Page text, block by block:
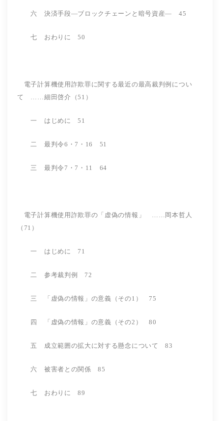
六 決済手段―ブロックチェーンと暗号資産― 45
七 おわりに 50
電子計算機使用詐欺罪に関する最近の最高裁判例につい
て ……細田啓介（51）
一 はじめに 51
二 最判令6・7・16 51
三 最判令7・7・11 64
電子計算機使用詐欺罪の「虚偽の情報」 ……岡本哲人
（71）
一 はじめに 71
二 参考裁判例 72
三 「虚偽の情報」の意義（その1） 75
四 「虚偽の情報」の意義（その2） 80
五 成立範囲の拡大に対する懸念について 83
六 被害者との関係 85
七 おわりに 89